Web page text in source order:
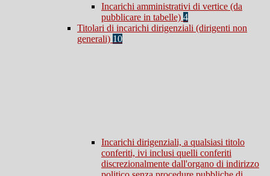
Incarichi amministrativi di vertice (da
pubblicare in tabelle) 4
Titolari di incarichi dirigenziali (dirigenti non
generali) 10
Incarichi dirigenziali, a qualsiasi titolo
conferiti, ivi inclusi quelli conferiti
discrezionalmente dall'organo di indirizzo